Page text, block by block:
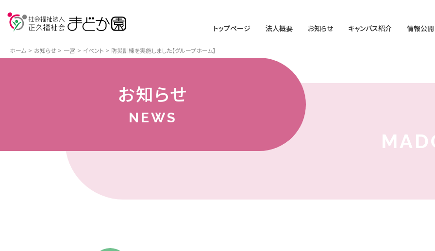
トップページ 法人概要 お知らせ キャンパス紹介 情報公開
ホーム お知らせ 一宮 イベント 防災訓練を実施しました【グループホーム】
お知らせ
NEWS